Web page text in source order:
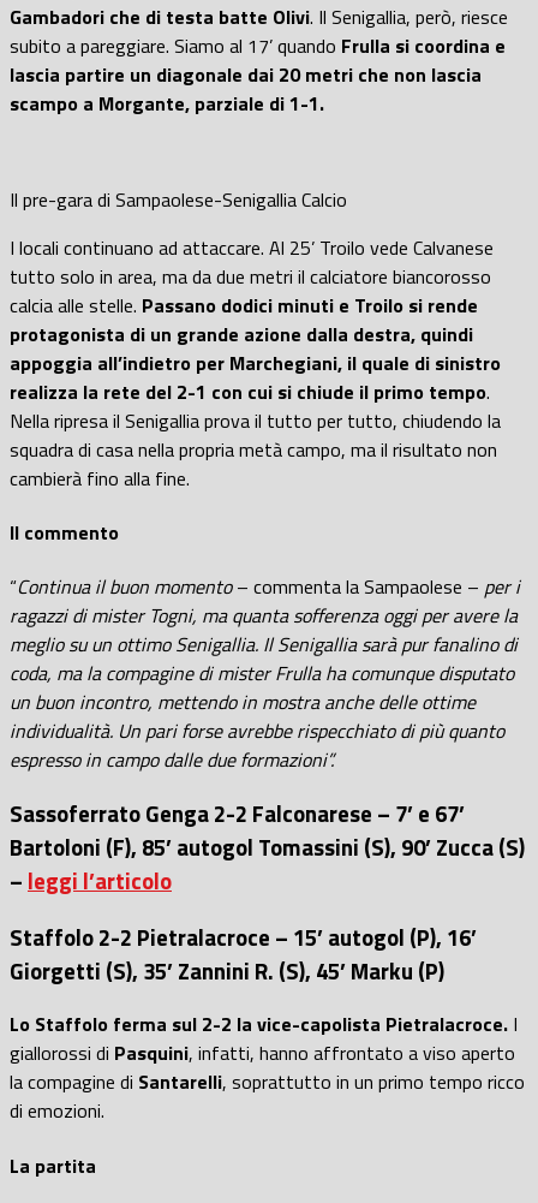
Gambadori che di testa batte Olivi. Il Senigallia, però, riesce
subito a pareggiare. Siamo al 17’ quando Frulla si coordina e
lascia partire un diagonale dai 20 metri che non lascia
scampo a Morgante, parziale di 1-1.
Il pre-gara di Sampaolese-Senigallia Calcio
I locali continuano ad attaccare. Al 25’ Troilo vede Calvanese
tutto solo in area, ma da due metri il calciatore biancorosso
calcia alle stelle. Passano dodici minuti e Troilo si rende
protagonista di un grande azione dalla destra, quindi
appoggia all’indietro per Marchegiani, il quale di sinistro
realizza la rete del 2-1 con cui si chiude il primo tempo.
Nella ripresa il Senigallia prova il tutto per tutto, chiudendo la
squadra di casa nella propria metà campo, ma il risultato non
cambierà fino alla fine.
Il commento
“Continua il buon momento– commenta la Sampaolese – per i
ragazzi di mister Togni, ma quanta sofferenza oggi per avere la
meglio su un ottimo Senigallia. Il Senigallia sarà pur fanalino di
coda, ma la compagine di mister Frulla ha comunque disputato
un buon incontro, mettendo in mostra anche delle ottime
individualità. Un pari forse avrebbe rispecchiato di più quanto
espresso in campo dalle due formazioni”.
Sassoferrato Genga 2-2 Falconarese – 7’ e 67’
Bartoloni (F), 85’ autogol Tomassini (S), 90’ Zucca (S)
– leggi l’articolo
Staffolo 2-2 Pietralacroce – 15’ autogol (P), 16’
Giorgetti (S), 35’ Zannini R. (S), 45’ Marku (P)
Lo Staffolo ferma sul 2-2 la vice-capolista Pietralacroce. I
giallorossi di Pasquini, infatti, hanno affrontato a viso aperto
la compagine di Santarelli, soprattutto in un primo tempo ricco
di emozioni.
La partita